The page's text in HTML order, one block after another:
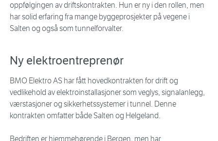
oppfølgingen av driftskontrakten. Hun er ny i den rollen, men
har solid erfaring fra mange byggeprosjekter på vegene i
Salten og også som tunnelforvalter.
Ny elektroentreprenør
BMO Elektro AS har fått hovedkontrakten for drift og
vedlikehold av elektroinstallasjoner som veglys, signalanlegg,
værstasjoner og sikkerhetssystemer i tunnel. Denne
kontrakten omfatter både Salten og Helgeland.
Bedriften er hjemmehørende i Bergen, men har